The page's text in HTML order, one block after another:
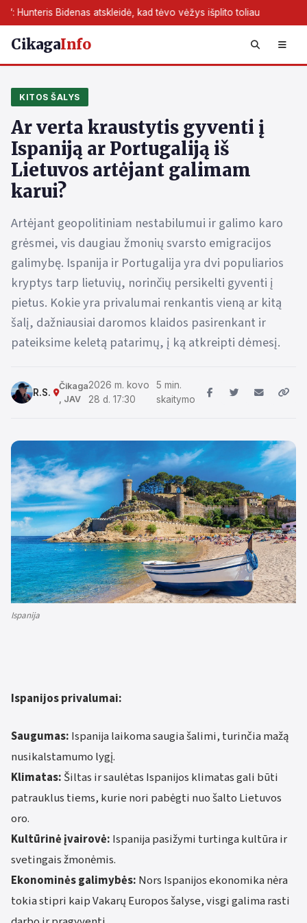
kad tėvo vėžys išplito toliau JAV darbo rinka
CikagaInfo
KITOS ŠALYS
Ar verta kraustytis gyventi į
Ispaniją ar Portugaliją iš
Lietuvos artėjant galimam
karui?
Artėjant geopolitiniam nestabilumui ir galimo karo
grėsmei, vis daugiau žmonių svarsto emigracijos
galimybę. Ispanija ir Portugalija yra dvi populiarios
kryptys tarp lietuvių, norinčių persikelti gyventi į
pietus. Kokie yra privalumai renkantis vieną ar kitą
šalį, dažniausiai daromos klaidos pasirenkant ir
pateiksime keletą patarimų, į ką atkreipti dėmesį.
R.S.
Čikaga
, JAV
2026 m. kovo
28 d. 17:30
5 min.
skaitymo
Ispanija
Ispanijos privalumai:
Saugumas: Ispanija laikoma saugia šalimi, turinčia mažą
nusikalstamumo lygį.
Klimatas: Šiltas ir saulėtas Ispanijos klimatas gali būti
patrauklus tiems, kurie nori pabėgti nuo šalto Lietuvos
oro.
Kultūrinė įvairovė: Ispanija pasižymi turtinga kultūra ir
svetingais žmonėmis.
Ekonominės galimybės: Nors Ispanijos ekonomika nėra
tokia stipri kaip Vakarų Europos šalyse, visgi galima rasti